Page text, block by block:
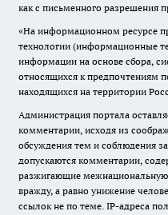
как с письменного разрешения
«На информационном ресурсе
технологии (информационные
информации на основе сбора,
относящихся к предпочтениям
находящихся на территории
Администрация портала
комментарии, исходя из
обсуждения тем и соблюдения
допускаются комментарии,
разжигающие
вражду, а равно унижение
ссылок не по теме. IP-адреса